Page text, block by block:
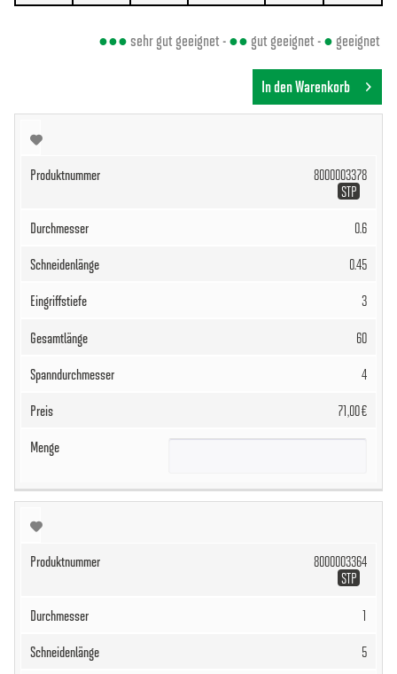
●●●sehr gut geeignet -●● gut geeignet -● geeignet
In den Warenkorb
8000003378
STP
0.6
0.45
3
60
4
71,00 €
8000003364
STP
1
5